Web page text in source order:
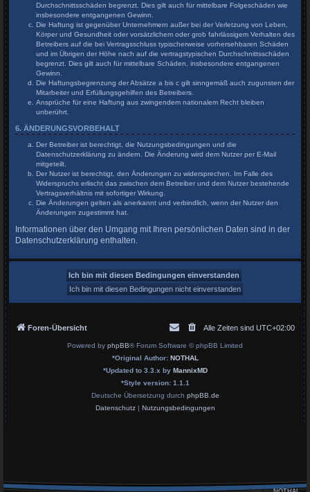
Durchschnittsschäden begrenzt. Dies gilt auch für mittelbare Folgeschäden wie
insbesondere entgangenen Gewinn.
Die Haftung ist gegenüber Unternehmern außer bei der Verletzung von Leben,
Körper und Gesundheit oder vorsätzlichem oder grob fahrlässigem Verhalten des
Betreibers auf die bei Vertragsschluss typischerweise vorhersehbaren Schäden
und im Übrigen der Höhe nach auf die vertragstypischen Durchschnittsschäden
begrenzt. Dies gilt auch für mittelbare Schäden, insbesondere entgangenen
Gewinn.
Die Haftungsbegrenzung der Absätze a bis c gilt sinngemäß auch zugunsten der
Mitarbeiter und Erfüllungsgehilfen des Betreibers.
Ansprüche für eine Haftung aus zwingendem nationalem Recht bleiben
unberührt.
6. ÄNDERUNGSVORBEHALT
Der Betreiber ist berechtigt, die Nutzungsbedingungen und die
Datenschutzerklärung zu ändern. Die Änderung wird dem Nutzer per E-Mail
mitgeteilt.
Der Nutzer ist berechtigt, den Änderungen zu widersprechen. Im Falle des
Widerspruchs erlischt das zwischen dem Betreiber und dem Nutzer bestehende
Vertragsverhältnis mit sofortiger Wirkung.
Die Änderungen gelten als anerkannt und verbindlich, wenn der Nutzer den
Änderungen zugestimmt hat.
Informationen über den Umgang mit Ihren persönlichen Daten sind in der
Datenschutzerklärung enthalten.
Foren-Übersicht Alle Zeiten sind UTC+02:00
Powered by phpBB® Forum Software © phpBB Limited
*Original Author: NOTHAL
*Updated to 3.3.x by MannixMD
*Style version: 1.1.1
Deutsche Übersetzung durch phpBB.de
Datenschutz| Nutzungsbedingungen